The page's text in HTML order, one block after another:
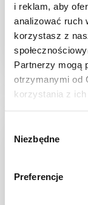
i reklam, aby
analizować ruch
korzystasz z
Partnerzy mogą
otrzymanymi od
korzystania z ich
zgody
Niezbędne
Preferencje